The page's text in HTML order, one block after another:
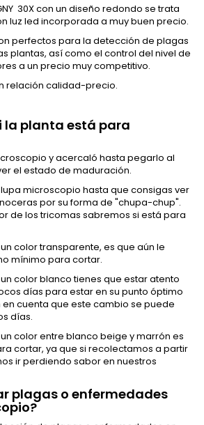
30X con un diseño redondo se trata
luz led incorporada a muy buen precio.
perfectos para la detección de plagas
plantas, así como el control del nivel de
a un precio muy competitivo.
relación calidad-precio.
la planta está para
y acercaló hasta pegarlo al
el estado de maduración.
microscopio hasta que consigas ver
por su forma de "chupa-chup".
de los tricomas sabremos si está para
color transparente, es que aún le
mínimo para cortar.
color blanco tienes que estar atento
días para estar en su punto óptimo
cuenta que este cambio se puede
días.
color entre blanco beige y marrón es
cortar, ya que si recolectamos a partir
ir perdiendo sabor en nuestros
plagas o enfermedades